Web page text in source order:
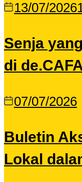
13/07/2026
Senja
di
07/07/2026
Buletin
Lokal